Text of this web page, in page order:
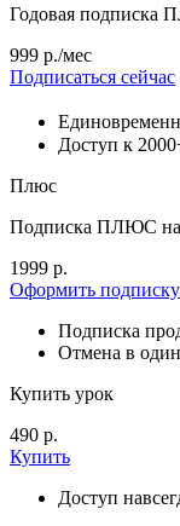
Годовая подписка
999 р./мес
Подписаться сейчас
Доступ к
Плюс
Подписка ПЛЮС на
1999 р.
Оформить подписку
Подписка
Отмена в
Купить урок
490 р.
Купить
Доступ